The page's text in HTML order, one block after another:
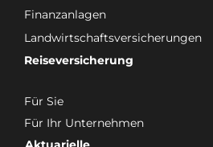
Finanzanlagen
Landwirtschaftsversicherungen
Reiseversicherung
Für Sie
Für Ihr Unternehmen